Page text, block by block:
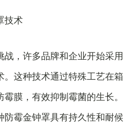
技术
战，许多品牌和企业开始采用
。这种技术通过特殊工艺在箱
膜，有效抑制霉菌的生长。
防霉金钟罩具有持久性和耐候